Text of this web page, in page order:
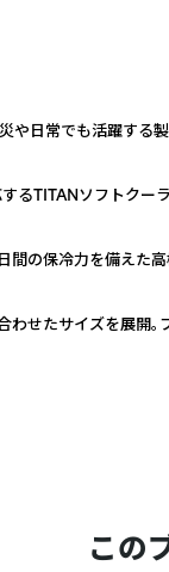
や日常でも活躍する
るTITANソフトクー
の保冷力を備えた
わせたサイズを展開
この